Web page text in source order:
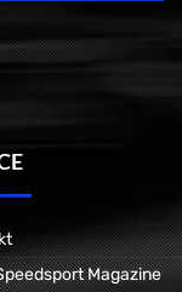
Magazine